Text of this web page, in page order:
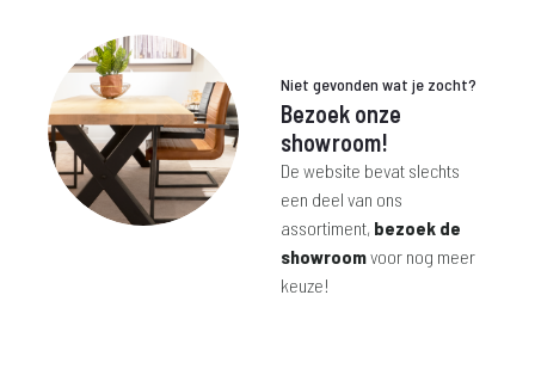
Niet gevonden wat je zocht?
Bezoek onze
showroom!
De website bevat slechts
een deel van ons
assortiment, bezoek de
showroomvoor nog meer
keuze!